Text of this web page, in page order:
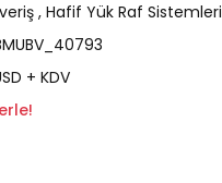
, Hafif Yük Raf Sistemleri
+ KDV